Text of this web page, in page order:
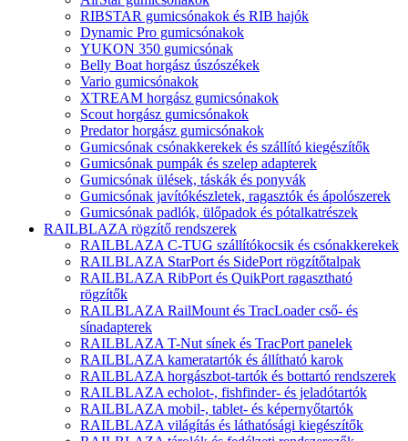
RIBSTAR gumicsónakok és RIB hajók
Dynamic Pro gumicsónakok
YUKON 350 gumicsónak
Belly Boat horgász úszószékek
Vario gumicsónakok
XTREAM horgász gumicsónakok
Scout horgász gumicsónakok
Predator horgász gumicsónakok
Gumicsónak csónakkerekek és szállító kiegészítők
Gumicsónak pumpák és szelep adapterek
Gumicsónak ülések, táskák és ponyvák
Gumicsónak javítókészletek, ragasztók és ápolószerek
Gumicsónak padlók, ülőpadok és pótalkatrészek
RAILBLAZA rögzítő rendszerek
RAILBLAZA C-TUG szállítókocsik és csónakkerekek
RAILBLAZA StarPort és SidePort rögzítőtalpak
RAILBLAZA RibPort és QuikPort ragasztható
rögzítők
RAILBLAZA RailMount és TracLoader cső- és
sínadapterek
RAILBLAZA T-Nut sínek és TracPort panelek
RAILBLAZA kameratartók és állítható karok
RAILBLAZA horgászbot-tartók és bottartó rendszerek
RAILBLAZA echolot-, fishfinder- és jeladótartók
RAILBLAZA mobil-, tablet- és képernyőtartók
RAILBLAZA világítás és láthatósági kiegészítők